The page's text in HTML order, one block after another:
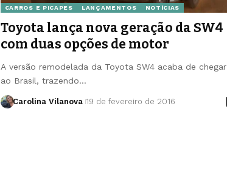
CARROS E PICAPES LANÇAMENTOS NOTÍCIAS
Toyota lança nova geração da SW4
com duas opções de motor
A versão remodelada da Toyota SW4 acaba de chegar
ao Brasil, trazendo…
Carolina Vilanova 19 de fevereiro de 2016